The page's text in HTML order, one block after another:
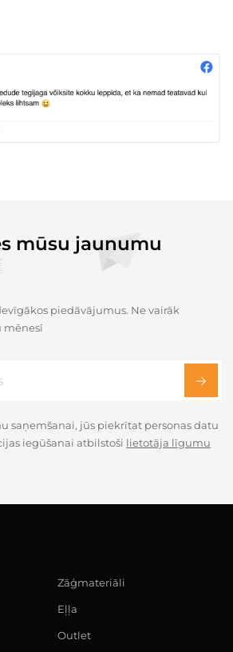
mūsu jaunumu
piedāvājumus. Ne vairāk
mēnesī
saņemšanai, jūs piekrītat personas datu
iegūšanai atbilstoši lietotāja līgumu
Zāģmateriāli
Eļļa
Outlet